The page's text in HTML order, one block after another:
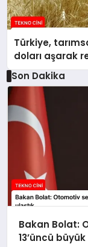
Türkiye,
doları aşarak
Son Dakika
Bakan Bolat:
13’üncü